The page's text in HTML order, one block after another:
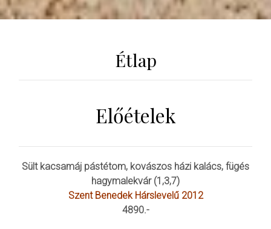
Étlap
Előételek
Sült kacsamáj pástétom, kovászos házi kalács, fügés
hagymalekvár (1,3,7)
Szent Benedek Hárslevelű 2012
4890.-